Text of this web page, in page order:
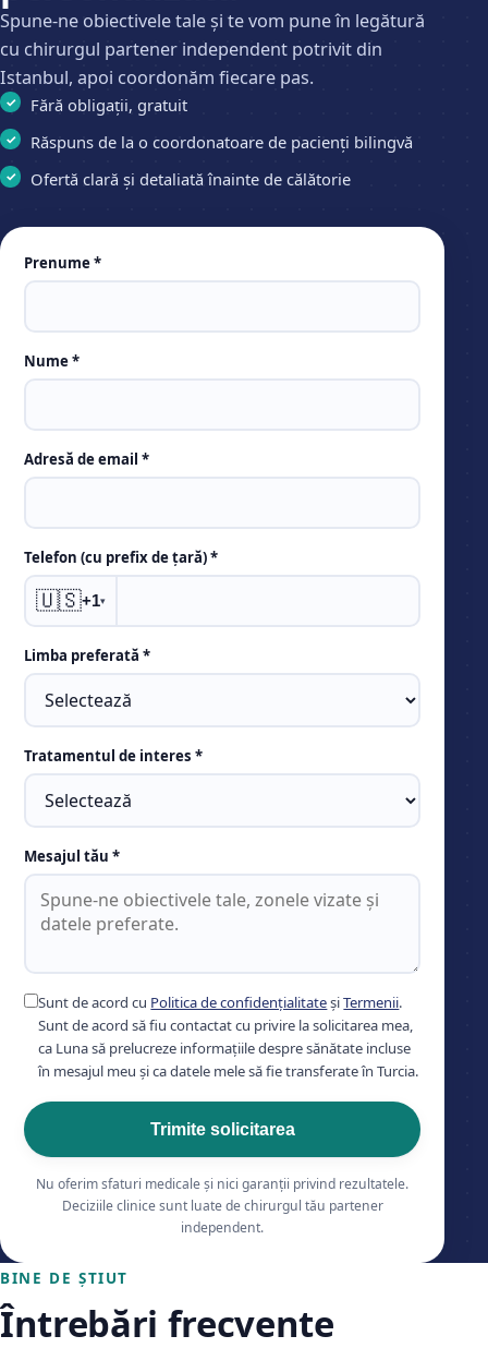
Spune-ne obiectivele tale și te vom pune în legătură
cu chirurgul partener independent potrivit din
Istanbul, apoi coordonăm fiecare pas.
Fără obligații, gratuit
Răspuns de la o coordonatoare de pacienți bilingvă
Ofertă clară și detaliată înainte de călătorie
Leave
this
field
empty
Prenume *
Nume *
Adresă de email *
Telefon (cu prefix de țară) *
🇺🇸+1▾
Limba preferată *
Tratamentul de interes *
Mesajul tău *
Sunt de acord cu Politica de confidențialitateșiTermenii.
Sunt de acord să fiu contactat cu privire la solicitarea mea,
ca Luna să prelucreze informațiile despre sănătate incluse
în mesajul meu și ca datele mele să fie transferate în Turcia.
Trimite solicitarea
Nu oferim sfaturi medicale și nici garanții privind rezultatele.
Deciziile clinice sunt luate de chirurgul tău partener
independent.
BINE DE ȘTIUT
Întrebări frecvente